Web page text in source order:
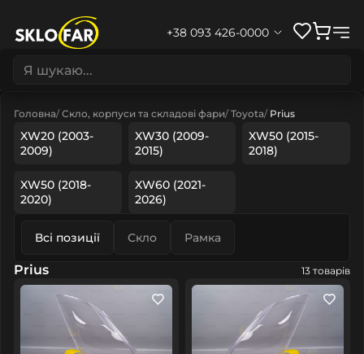
+38 093 426-0000
Головна Скло, корпуси та складові фари Toyota Prius
XW20 (2003-
2009)
XW30 (2009-
2015)
XW50 (2015-
2018)
XW50 (2018-
2020)
XW60 (2021-
2026)
Всі позиції Скло Рамка
Prius 13 товарів